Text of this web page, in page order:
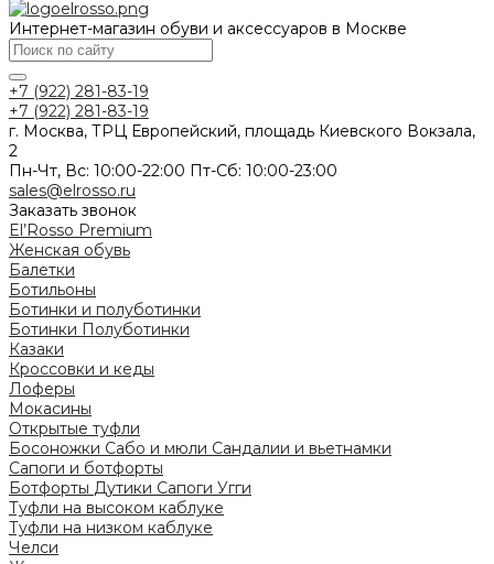
Интернет-магазин обуви и аксессуаров в Москве
+7 (922) 281-83-19
+7 (922) 281-83-19
г. Москва, ТРЦ Европейский, площадь Киевского Вокзала,
2
Пн-Чт, Вс: 10:00-22:00 Пт-Сб: 10:00-23:00
sales@elrosso.ru
Заказать звонок
El’Rosso Premium
Женская обувь
Балетки
Ботильоны
Ботинки и полуботинки
Ботинки Полуботинки
Казаки
Кроссовки и кеды
Лоферы
Мокасины
Открытые туфли
Босоножки Сабо и мюли Сандалии и вьетнамки
Сапоги и ботфорты
Ботфорты Дутики Сапоги Угги
Туфли на высоком каблуке
Туфли на низком каблуке
Челси